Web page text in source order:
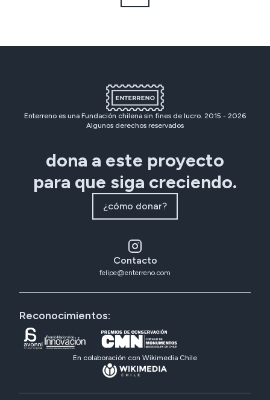
Enterreno es una Fundación chilena sin fines de lucro. 2015 - 2026
Algunos derechos reservados
dona a este proyecto
para que siga creciendo.
¿cómo donar?
Contacto
felipe@enterreno.com
Reconocimientos:
En colaboración con Wikimedia Chile